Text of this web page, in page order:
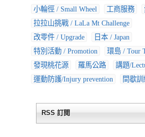
小輪徑 / Small Wheel
工商服務
拉拉山挑戰 / LaLa Mt Challenge
改零件 / Upgrade
日本 / Japan
特別活動 / Promotion
環島 / Tour
發現桃花源
羅馬公路
講題/
運動防護/Injury prevention
間歇訓
RSS 訂閱